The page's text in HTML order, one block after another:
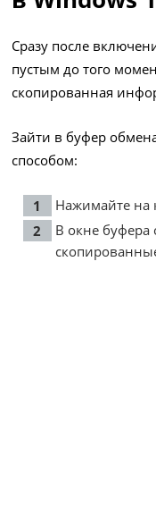
Сразу после
пустым до того
скопированная
Зайти в буфер
способом:
Нажимайте на
В окне буфера